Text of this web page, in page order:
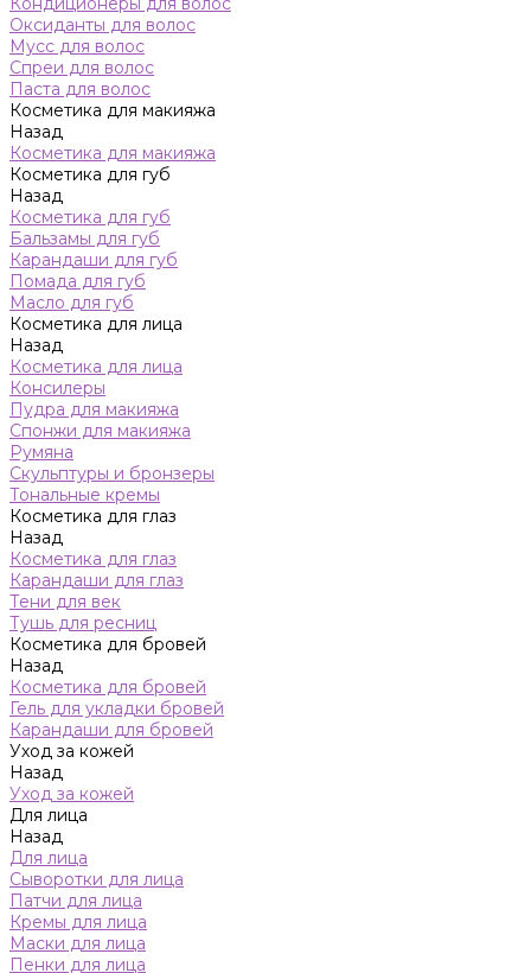
Оксиданты для волос
Мусс для волос
Спреи для волос
Паста для волос
Косметика для макияжа
Назад
Косметика для макияжа
Косметика для губ
Назад
Косметика для губ
Бальзамы для губ
Карандаши для губ
Помада для губ
Масло для губ
Косметика для лица
Назад
Косметика для лица
Консилеры
Пудра для макияжа
Спонжи для макияжа
Румяна
Скульптуры и бронзеры
Тональные кремы
Косметика для глаз
Назад
Косметика для глаз
Карандаши для глаз
Тени для век
Тушь для ресниц
Косметика для бровей
Назад
Косметика для бровей
Гель для укладки бровей
Карандаши для бровей
Уход за кожей
Назад
Уход за кожей
Для лица
Назад
Для лица
Сыворотки для лица
Патчи для лица
Кремы для лица
Маски для лица
Пенки для лица